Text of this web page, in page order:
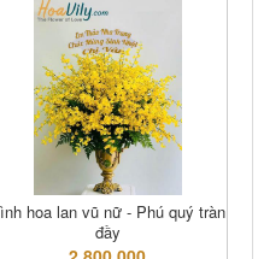
hoa lan vũ nữ - Phú quý tràn
đầy